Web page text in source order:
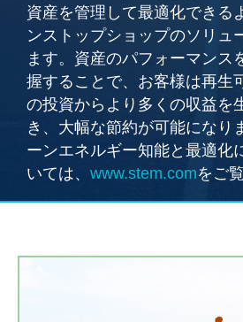
資産を管理して最適化できる
ンストップショップのソリュ
ます。資産のパフォーマンス
握することで、お客様は再生
の投資からより多くの収益を
き、大幅な節約が可能になり
ーンエネルギー知能と最適化
いては、 www.stem.comをご